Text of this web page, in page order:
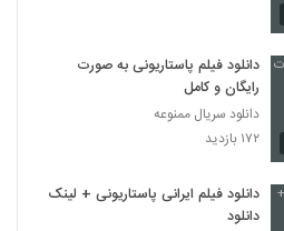
دانلود فیلم پاستاریونی به صورت
رایگان و کامل
دانلود سریال ممنوعه
۱۷۲ بازدید
دانلود فیلم ایرانی پاستاریونی + لینک
دانلود